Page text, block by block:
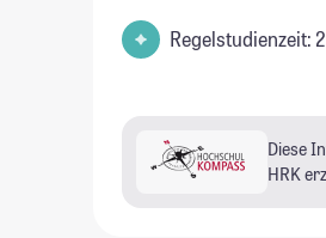
Regelstudienzeit:
Diese
HRK